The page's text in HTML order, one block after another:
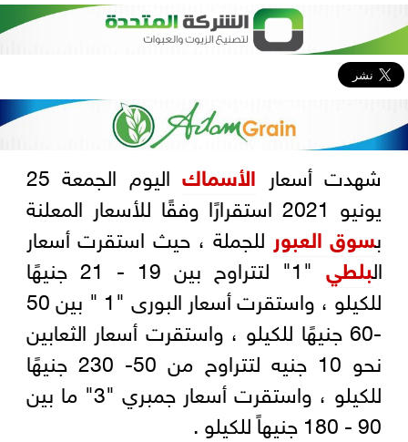
شهدت أسعار الأسماك
اليوم الجمعة 25
يونيو 2021 استقرارًا وفقًا للأسعار المعلنة
بسوق العبور للجملة ، حيث استقرت أسعار
البلطي
"1" لتتراوح بين 19 - 21 جنيهًا
للكيلو ، واستقرت أسعار البورى "1 " بين 50
-60 جنيهًا للكيلو ، واستقرت أسعار الثعابين
نحو 10 جنيه لتتراوح من 50- 230 جنيهًا
للكيلو ، واستقرت أسعار جمبري "3" ما بين
90 - 180 جنيهاً للكيلو .